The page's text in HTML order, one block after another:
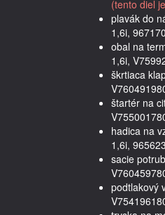
(tento diel
plavák do
1,6i,
obal na
1,6i,
škrtiaca
štartér na
hadica na
1,6i,
sacie
podtlakový